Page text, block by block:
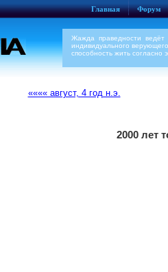
Главная Форум
Жажда праведности
индивидуального
способность жить согласно
«««« август, 4 год н.э.
2000 лет